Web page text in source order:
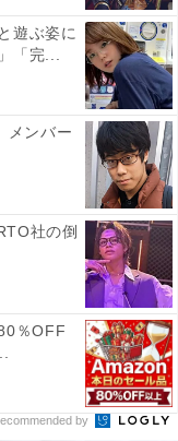
遊ぶ姿に
「完...
メンバー
社の倒
％OFF
by